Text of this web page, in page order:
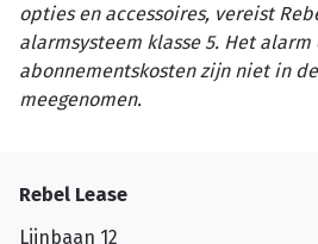
opties en accessoires, vereist
alarmsysteem klasse 5. Het alarm
abonnementskosten zijn niet in
meegenomen.
Rebel Lease
Lijnbaan 12